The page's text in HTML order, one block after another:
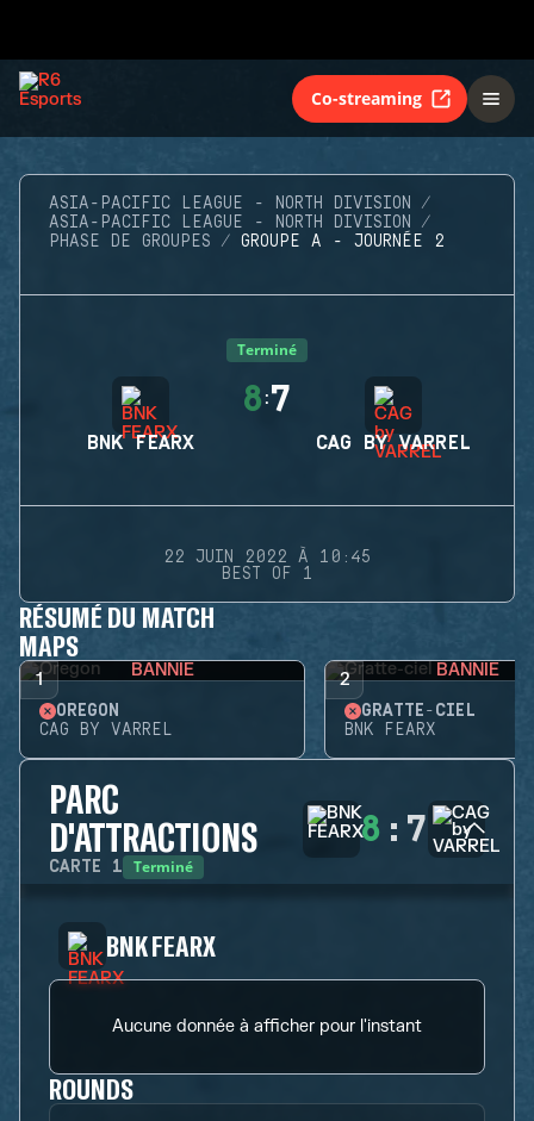
Co-streaming
ASIA-PACIFIC LEAGUE - NORTH DIVISION
ASIA-PACIFIC LEAGUE - NORTH DIVISION
PHASE DE GROUPES
GROUPE A - JOURNÉE 2
Terminé
BNK FEARX
8 :7
CAG BY VARREL
22 JUIN 2022 À 10:45
BEST OF 1
RÉSUMÉ DU MATCH
MAPS
1 BANNIE
OREGON
CAG BY VARREL
2 BANNIE
GRATTE-CIEL
BNK FEARX
PARC
D'ATTRACTIONS
CARTE 1 Terminé
8 : 7
BNK FEARX
Aucune donnée à afficher pour l'instant
ROUNDS